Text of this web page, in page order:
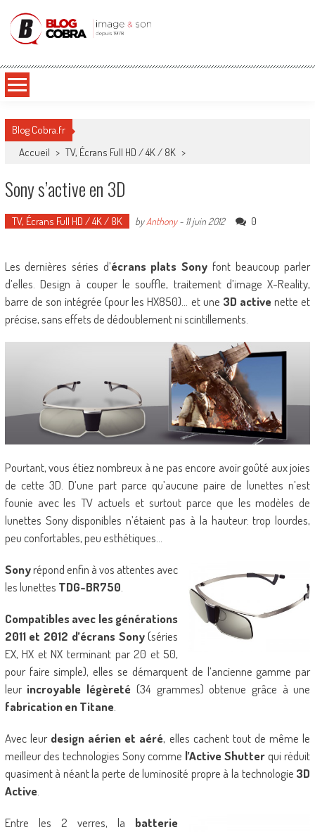
Blog Cobra
Blog Cobra.fr
Accueil > TV, Écrans Full HD / 4K / 8K >
Sony s’active en 3D
TV, Écrans Full HD / 4K / 8K byAnthony- 11 juin 2012 0
Les dernières séries d’écrans plats Sony font beaucoup parler
d’elles. Design à couper le souffle, traitement d’image X-Reality,
barre de son intégrée (pour les HX850)… et une 3D activenette et
précise, sans effets de dédoublement ni scintillements.
Pourtant, vous étiez nombreux à ne pas encore avoir goûté aux joies
de cette 3D. D’une part parce qu’aucune paire de lunettes n’est
founie avec les TV actuels et surtout parce que les modèles de
lunettes Sony disponibles n’étaient pas à la hauteur: trop lourdes,
peu confortables, peu esthétiques…
Sonyrépond enfin à vos attentes avec
les lunettes TDG-BR750
Compatibles avec les générations
2011 et 2012 d’écrans Sony(séries
EX, HX et NX terminant par 20 et 50,
pour faire simple), elles se démarquent de l’ancienne gamme par
leur incroyable légèreté (34 grammes) obtenue grâce à une
fabrication en Titane.
Avec leur design aérien et aéré, elles cachent tout de même le
meilleur des technologies Sony comme l’ActiveShutterqui réduit
quasiment à néant la perte de luminosité propre à la technologie 3D
Active.
Entre les 2 verres, la batterie